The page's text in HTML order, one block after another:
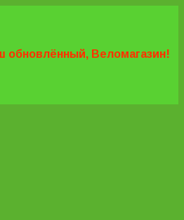
обновлённый, Веломагазин!